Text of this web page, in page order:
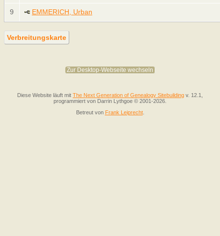
9 EMMERICH, Urban
Verbreitungskarte
Zur Desktop-Webseite wechseln
Diese Website läuft mit The Next Generation of Genealogy Sitebuilding v. 12.1,
programmiert von Darrin Lythgoe © 2001-2026.
Betreut von Frank Leiprecht.